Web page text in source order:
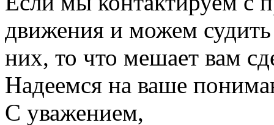
движения и можем
них, то что мешает вам
Надеемся на ваше
С уважением,